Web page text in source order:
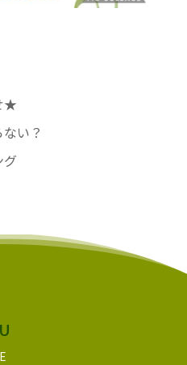
★
い？
グ